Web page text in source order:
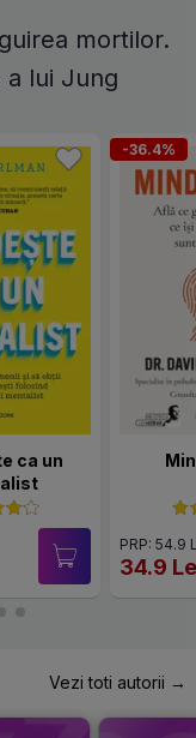
mortilor.
a lui Jung
ca un
-36.4%
PRP: 54.9
34.9
Vezi toti autorii →